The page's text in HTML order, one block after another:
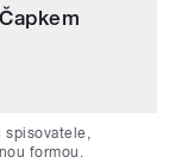
spisovatele,
formou.